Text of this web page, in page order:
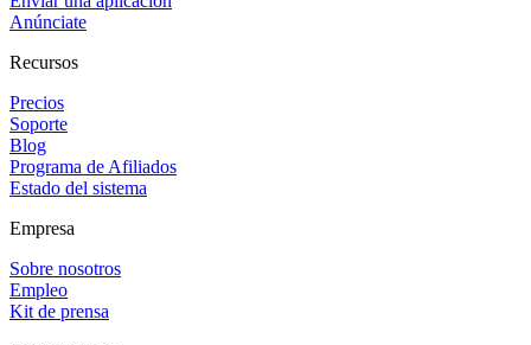
Anúnciate
Recursos
Precios
Soporte
Blog
Programa de Afiliados
Estado del sistema
Empresa
Sobre nosotros
Empleo
Kit de prensa